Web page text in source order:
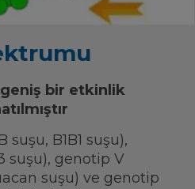
bir etkinlik
suşu, B1B1 suşu),
suşu), genotip V
suşu) ve genotip